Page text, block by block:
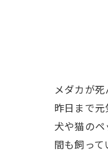
メダカが死
昨日まで
犬や猫の
間も飼って